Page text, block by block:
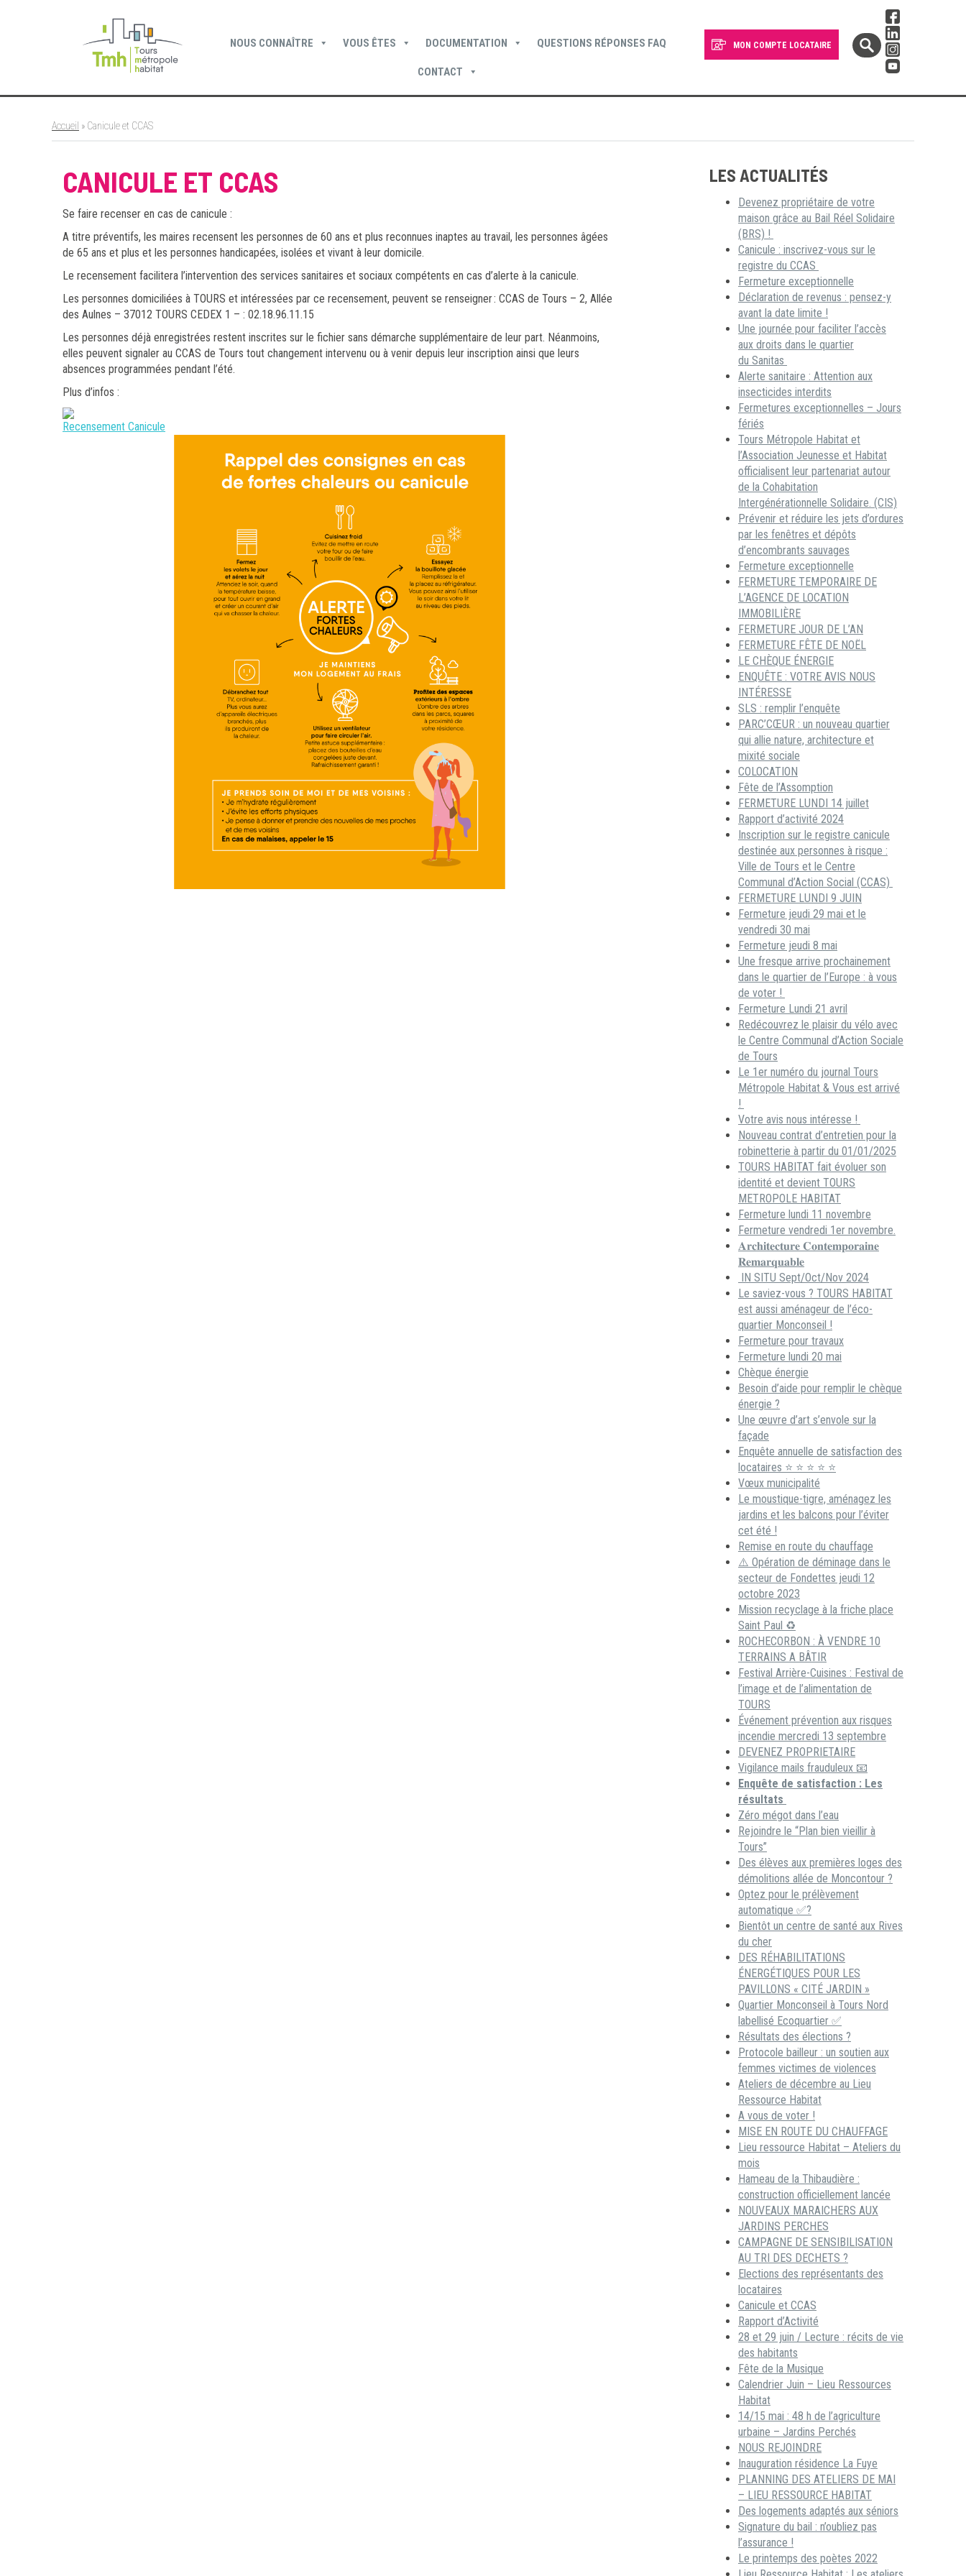
NOUS CONNAÎTRE VOUS ÊTES DOCUMENTATION QUESTIONS RÉPONSES FAQ
CONTACT
MON COMPTE LOCATAIRE
Accueil » Canicule et CCAS
LES ACTUALITÉS
Devenez propriétaire de votre
maison grâce au Bail Réel Solidaire
(BRS) !
Canicule : inscrivez-vous sur le
registre du CCAS
Fermeture exceptionnelle
Déclaration de revenus : pensez-y
avant la date limite !
Une journée pour faciliter l’accès
aux droits dans le quartier
du Sanitas
Alerte sanitaire : Attention aux
insecticides interdits
Fermetures exceptionnelles – Jours
fériés
Tours Métropole Habitat et
l’Association Jeunesse et Habitat
officialisent leur partenariat autour
de la Cohabitation
Intergénérationnelle Solidaire. (CIS)
Prévenir et réduire les jets d’ordures
par les fenêtres et dépôts
d’encombrants sauvages
Fermeture exceptionnelle
FERMETURE TEMPORAIRE DE
L’AGENCE DE LOCATION
IMMOBILIÈRE
FERMETURE JOUR DE L’AN
FERMETURE FÊTE DE NOËL
LE CHÈQUE ÉNERGIE
ENQUÊTE : VOTRE AVIS NOUS
INTÉRESSE
SLS : remplir l’enquête
PARC’CŒUR : un nouveau quartier
qui allie nature, architecture et
mixité sociale
COLOCATION
Fête de l’Assomption
FERMETURE LUNDI 14 juillet
Rapport d’activité 2024
Inscription sur le registre canicule
destinée aux personnes à risque :
Ville de Tours et le Centre
Communal d’Action Social (CCAS)
FERMETURE LUNDI 9 JUIN
Fermeture jeudi 29 mai et le
vendredi 30 mai
Fermeture jeudi 8 mai
Une fresque arrive prochainement
dans le quartier de l’Europe : à vous
de voter !
Fermeture Lundi 21 avril
Redécouvrez le plaisir du vélo avec
le Centre Communal d’Action Sociale
de Tours
Le 1er numéro du journal Tours
Métropole Habitat & Vous est arrivé
!
Votre avis nous intéresse !
Nouveau contrat d’entretien pour la
robinetterie à partir du 01/01/2025
TOURS HABITAT fait évoluer son
identité et devient TOURS
METROPOLE HABITAT
Fermeture lundi 11 novembre
Fermeture vendredi 1er novembre.
𝐀𝐫𝐜𝐡𝐢𝐭𝐞𝐜𝐭𝐮𝐫𝐞 𝐂𝐨𝐧𝐭𝐞𝐦𝐩𝐨𝐫𝐚𝐢𝐧𝐞
𝐑𝐞𝐦𝐚𝐫𝐪𝐮𝐚𝐛𝐥𝐞
IN SITU Sept/Oct/Nov 2024
Le saviez-vous ? TOURS HABITAT
est aussi aménageur de l’éco-
quartier Monconseil !
Fermeture pour travaux
Fermeture lundi 20 mai
Chèque énergie
Besoin d’aide pour remplir le chèque
énergie ?
Une œuvre d’art s’envole sur la
façade
Enquête annuelle de satisfaction des
locataires ⭐ ⭐ ⭐ ⭐ ⭐
Vœux municipalité
Le moustique-tigre, aménagez les
jardins et les balcons pour l’éviter
cet été !
Remise en route du chauffage
⚠️ Opération de déminage dans le
secteur de Fondettes jeudi 12
octobre 2023
Mission recyclage à la friche place
Saint Paul ♻️
ROCHECORBON : À VENDRE 10
TERRAINS A BÂTIR
Festival Arrière-Cuisines : Festival de
l’image et de l’alimentation de
TOURS
Événement prévention aux risques
incendie mercredi 13 septembre
DEVENEZ PROPRIETAIRE
Vigilance mails frauduleux 📧
Enquête de satisfaction : Les
résultats
Zéro mégot dans l’eau
Rejoindre le “Plan bien vieillir à
Tours”
Des élèves aux premières loges des
démolitions allée de Moncontour ?
Optez pour le prélèvement
automatique ✅?
Bientôt un centre de santé aux Rives
du cher
DES RÉHABILITATIONS
ÉNERGÉTIQUES POUR LES
PAVILLONS « CITÉ JARDIN »
Quartier Monconseil à Tours Nord
labellisé Ecoquartier ✅
Résultats des élections ?
Protocole bailleur : un soutien aux
femmes victimes de violences
Ateliers de décembre au Lieu
Ressource Habitat
A vous de voter !
MISE EN ROUTE DU CHAUFFAGE
Lieu ressource Habitat – Ateliers du
mois
Hameau de la Thibaudière :
construction officiellement lancée
NOUVEAUX MARAICHERS AUX
JARDINS PERCHES
CAMPAGNE DE SENSIBILISATION
AU TRI DES DECHETS ?
Elections des représentants des
locataires
Canicule et CCAS
Rapport d’Activité
28 et 29 juin / Lecture : récits de vie
des habitants
Fête de la Musique
Calendrier Juin – Lieu Ressources
Habitat
14/15 mai : 48 h de l’agriculture
urbaine – Jardins Perchés
NOUS REJOINDRE
Inauguration résidence La Fuye
PLANNING DES ATELIERS DE MAI
– LIEU RESSOURCE HABITAT
Des logements adaptés aux séniors
Signature du bail : n’oubliez pas
l’assurance !
Le printemps des poètes 2022
CANICULE ET CCAS
Se faire recenser en cas de canicule :
A titre préventifs, les maires recensent les personnes de 60 ans et plus reconnues inaptes au travail, les personnes âgées
de 65 ans et plus et les personnes handicapées, isolées et vivant à leur domicile.
Le recensement facilitera l’intervention des services sanitaires et sociaux compétents en cas d’alerte à la canicule.
Les personnes domiciliées à TOURS et intéressées par ce recensement, peuvent se renseigner : CCAS de Tours – 2, Allée
des Aulnes – 37012 TOURS CEDEX 1 – : 02.18.96.11.15
Les personnes déjà enregistrées restent inscrites sur le fichier sans démarche supplémentaire de leur part. Néanmoins,
elles peuvent signaler au CCAS de Tours tout changement intervenu ou à venir depuis leur inscription ainsi que leurs
absences programmées pendant l’été.
Plus d’infos :
Recensement Canicule